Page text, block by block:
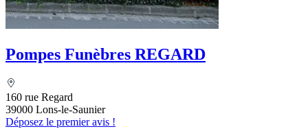
Pompes Funèbres REGARD
160 rue Regard
39000 Lons-le-Saunier
Déposez le premier avis !